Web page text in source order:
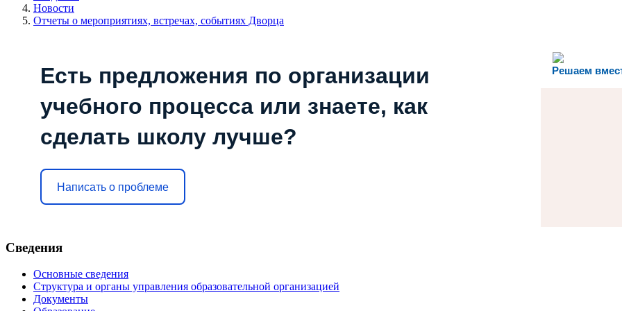
Новости
Отчеты о мероприятиях, встречах, событиях Дворца
Решаем
Есть предложения по организации
учебного процесса или знаете, как
сделать школу лучше?
Написать о проблеме
Сведения
Основные сведения
Структура и органы управления образовательной организацией
Документы